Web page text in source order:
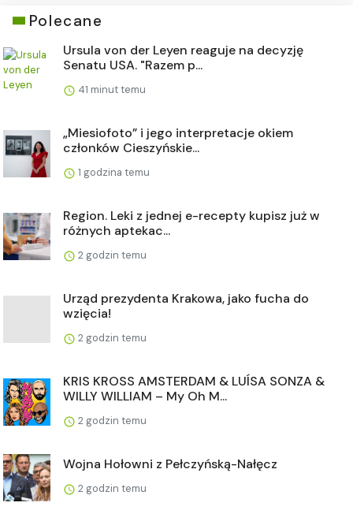
Polecane
Ursula von der Leyen reaguje na decyzję
Senatu USA. "Razem p...
41 minut temu
„Miesiofoto” i jego interpretacje okiem
członków Cieszyńskie...
1 godzina temu
Region. Leki z jednej e-recepty kupisz już w
różnych aptekac...
2 godzin temu
Urząd prezydenta Krakowa, jako fucha do
wzięcia!
2 godzin temu
KRIS KROSS AMSTERDAM & LUÍSA SONZA &
WILLY WILLIAM – My Oh M...
2 godzin temu
Wojna Hołowni z Pełczyńską-Nałęcz
2 godzin temu